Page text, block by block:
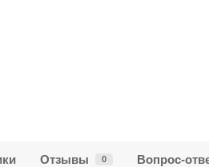
Отзывы 0 Вопрос-